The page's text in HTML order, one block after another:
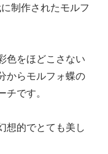
制作されたモルフ
色をほどこさない
からモルフォ蝶の
チです。
想的でとても美し